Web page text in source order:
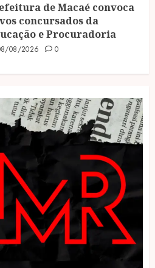
de Macaé convoca
concursados da
e Procuradoria
08/2026 0